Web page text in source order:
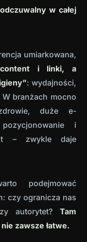
w całej
umiarkowana,
i linki, a
: wydajności,
branżach mocno
duże e-
i
– zwykle daje
podejmować
czy ogranicza nas
autorytet? Tam
zawsze łatwe.